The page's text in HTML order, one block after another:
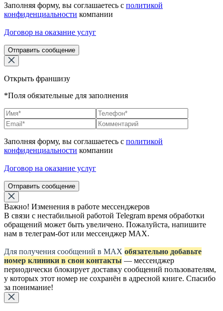
Заполняя форму, вы соглашаетесь с политикой
конфиденциальности компании
Договор на оказание услуг
Отправить сообщение
Открыть франшизу
*Поля обязательные для заполнения
Заполняя форму, вы соглашаетесь с политикой
конфиденциальности компании
Договор на оказание услуг
Отправить сообщение
Важно! Изменения в работе мессенджеров
В связи с нестабильной работой Telegram время обработки
обращений может быть увеличено. Пожалуйста, напишите
нам в телеграм-бот или мессенджер МАХ.
Для получения сообщений в МАХ обязательно добавьте
номер клиники в свои контакты — мессенджер
периодически блокирует доставку сообщений пользователям,
у которых этот номер не сохранён в адресной книге. Спасибо
за понимание!